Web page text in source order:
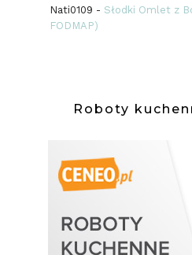
Nati0109 - Słodki Omlet z
FODMAP)
Roboty